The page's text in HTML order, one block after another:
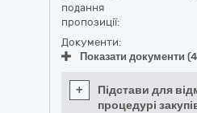
подання
пропозиції:
Документи:
Показати документи
+
Підстави для
процедурі